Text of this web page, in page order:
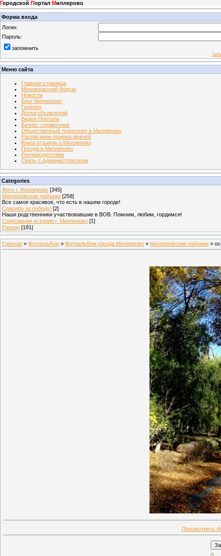
Городской Портал Миллерово
Форма входа
Логин:
Пароль:
запомнить
Меню сайта
Главная страница
Миллеровский Форум
Новости
Блог Миллерово
Галерея
Доска объявлений
Видео Портала
Бизнес справочник
Общественный транспорт в Миллерово
Расписание приема врачей
Книга отзывов о Миллерово
Погода в Миллерово
Рекламодателям
Связь с Администратором
Categories
Фото г. Миллерово [345]
Миллеровские пейзажи [258]
Все самое красивое, что есть в нашем городе!
Спасибо за победу! [2]
Наши родственники участвовавшие в ВОВ. Помним, любим, гордимся!
Спортивная история г. Миллерово [1]
Разное [191]
Главная » Фотоальбом » Фотоальбом города Миллерово » Миллеровские пейзажи »
Просмотреть